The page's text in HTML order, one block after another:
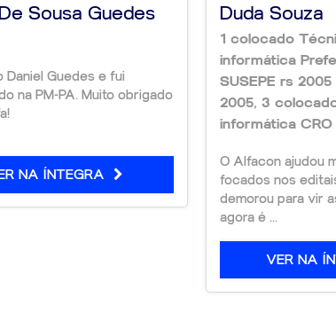
Sousa Guedes
Daniel Guedes e fui
na PM-PA. Muito obrigado
NA ÍNTEGRA
Duda Souza
1 colocado
informática
SUSEPE rs
2005, 3
informática
O Alfacon ajudou
focados nos
demorou para vir
agora é ...
VER NA